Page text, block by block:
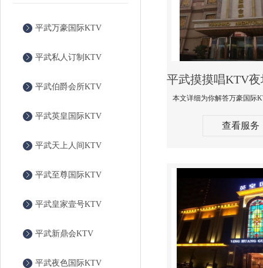
平武万豪国际KTV
平武私人订制KTV
平武伯爵会所KTV
平武英皇国际KTV
平武天上人间KTV
平武至尊国际KTV
平武皇家壹号KTV
平武新鼎会KTV
平武夜色国际KTV
查看服务